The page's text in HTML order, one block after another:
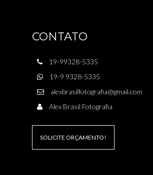
CONTATO
19-99328-5335
19-9 9328-5335
alexbrasilfotografia@gmail.com
Alex Brasil Fotografia
SOLICITE ORÇAMENTO!